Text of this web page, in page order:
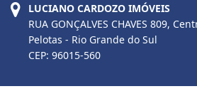
LUCIANO CARDOZO IMÓVEIS
RUA GONÇALVES CHAVES 809,
Pelotas - Rio Grande do Sul
CEP: 96015-560